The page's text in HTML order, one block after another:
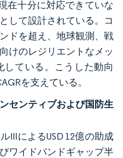
在十分に対応できていな
して設計されている。コ
ドを超え、地球観測、戦
けのレジリエントなメッ
している。こうした動向
を支えている。
センティブおよび国防生
IIIによるUSD 12億の助成
ワイドバンドギャップ半